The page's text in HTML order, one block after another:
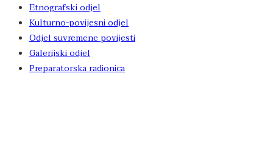
Etnografski odjel
Kulturno-povijesni odjel
Odjel suvremene povijesti
Galerijski odjel
Preparatorska radionica